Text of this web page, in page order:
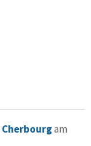
Cherbourgam